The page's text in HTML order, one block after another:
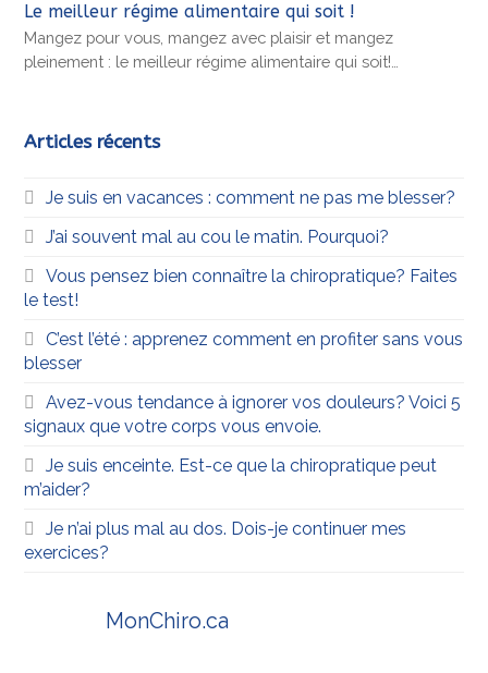
Le meilleur régime alimentaire qui soit !
Mangez pour vous, mangez avec plaisir et mangez
pleinement : le meilleur régime alimentaire qui soit!…
Articles récents
Je suis en vacances : comment ne pas me blesser?
J’ai souvent mal au cou le matin. Pourquoi?
Vous pensez bien connaître la chiropratique? Faites
le test!
C’est l’été : apprenez comment en profiter sans vous
blesser
Avez-vous tendance à ignorer vos douleurs? Voici 5
signaux que votre corps vous envoie.
Je suis enceinte. Est-ce que la chiropratique peut
m’aider?
Je n’ai plus mal au dos. Dois-je continuer mes
exercices?
MonChiro.ca